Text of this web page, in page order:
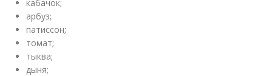
кабачок;
арбуз;
патиссон;
томат;
тыква;
дыня;